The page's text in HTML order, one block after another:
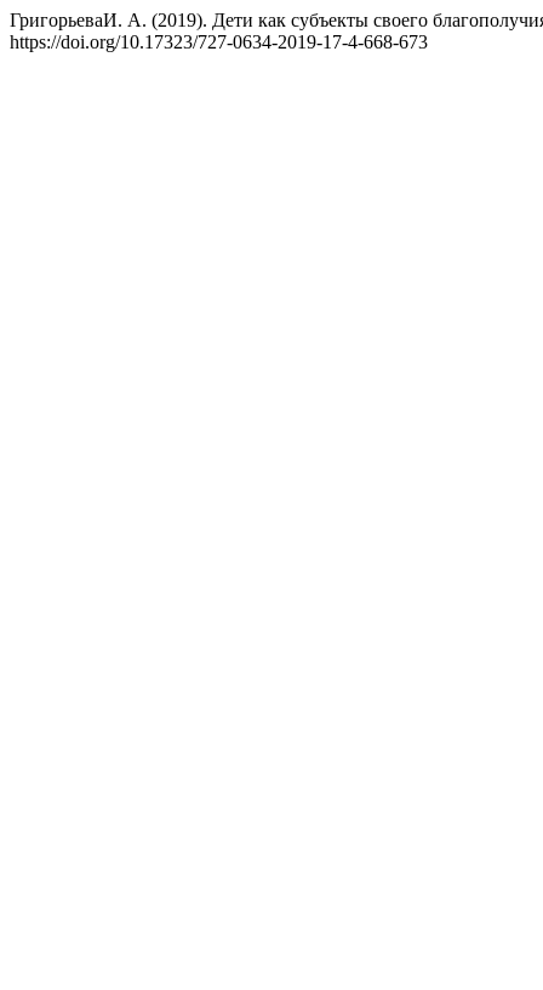
ГригорьеваИ. А. (2019). Дети как субъекты своего
https://doi.org/10.17323/727-0634-2019-17-4-668-673